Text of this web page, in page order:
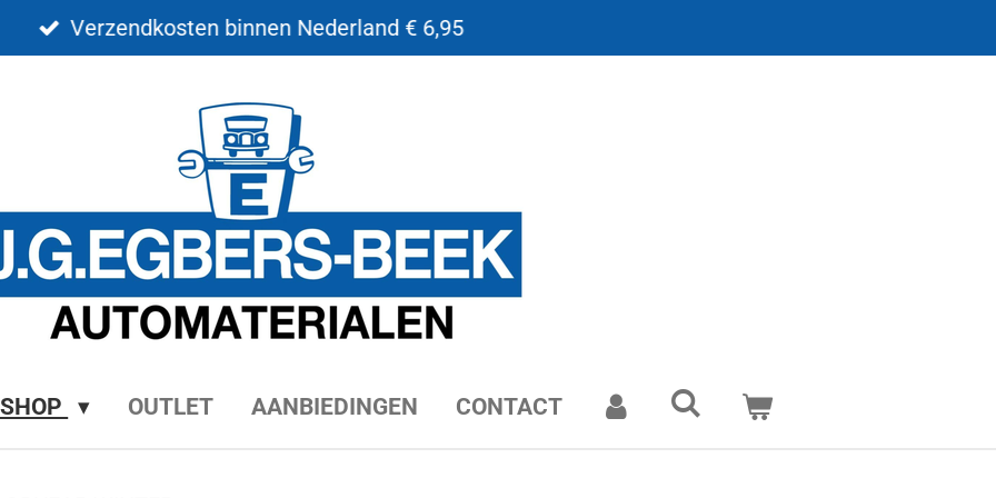
Verzendkosten binnen Nederland € 6,95
OUTLET AANBIEDINGEN CONTACT